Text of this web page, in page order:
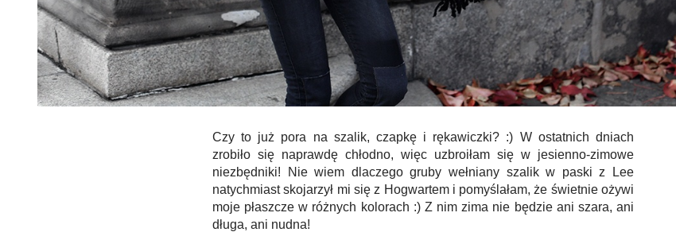
Czy to już pora na szalik, czapkę i rękawiczki? :) W ostatnich dniach
zrobiło się naprawdę chłodno, więc uzbroiłam się w jesienno-zimowe
niezbędniki! Nie wiem dlaczego gruby wełniany szalik w paski z Lee
natychmiast skojarzył mi się z Hogwartem i pomyślałam, że świetnie ożywi
moje płaszcze w różnych kolorach :) Z nim zima nie będzie ani szara, ani
długa, ani nudna!